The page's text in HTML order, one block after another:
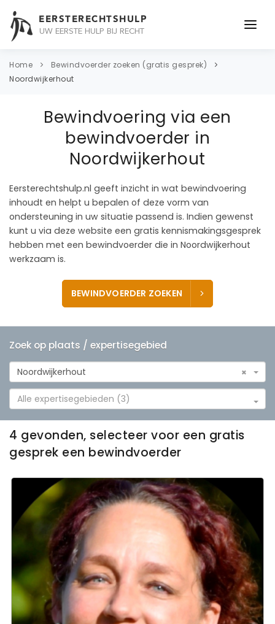
EERSTERECHTSHULP
UW EERSTE HULP BIJ RECHT
ONDERWERPEN
ADVOCAAT
Home
Bewindvoerder zoeken (gratis gesprek)
Noordwijkerhout
Bewindvoering via een
bewindvoerder in
Noordwijkerhout
Eersterechtshulp.nl geeft inzicht in wat bewindvoering
inhoudt en helpt u bepalen of deze vorm van
ondersteuning in uw situatie passend is. Indien gewenst
kunt u via deze website een gratis kennismakingsgesprek
hebben met een bewindvoerder die in Noordwijkerhout
werkzaam is.
BEWINDVOERDER ZOEKEN
Zoek op plaats / expertisegebied
×
Noordwijkerhout
Alle expertisegebieden (3)
4 gevonden, selecteer voor een gratis
gesprek een bewindvoerder